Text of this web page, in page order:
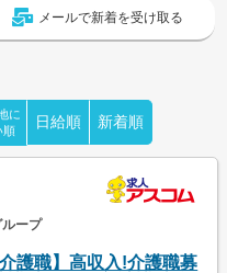
メールで新着を受け取る
に
順
日給順 新着順
ープ
介護職】高収入!介護職募